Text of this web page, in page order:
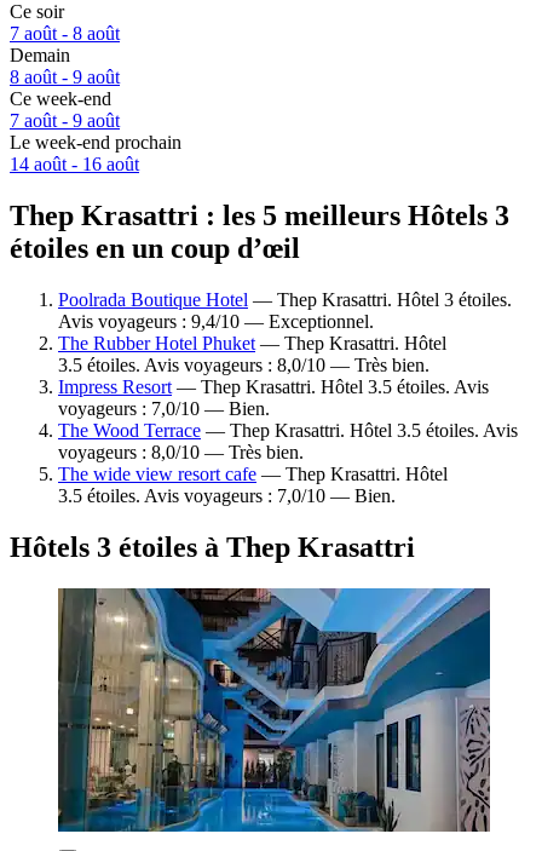
Ce soir
7 août - 8 août
Demain
8 août - 9 août
Ce week-end
7 août - 9 août
Le week-end prochain
14 août - 16 août
Thep Krasattri : les 5 meilleurs Hôtels 3
étoiles en un coup d’œil
Poolrada Boutique Hotel — Thep Krasattri. Hôtel 3 étoiles.
Avis voyageurs : 9,4/10 — Exceptionnel.
The Rubber Hotel Phuket — Thep Krasattri. Hôtel
3.5 étoiles. Avis voyageurs : 8,0/10 — Très bien.
Impress Resort — Thep Krasattri. Hôtel 3.5 étoiles. Avis
voyageurs : 7,0/10 — Bien.
The Wood Terrace — Thep Krasattri. Hôtel 3.5 étoiles. Avis
voyageurs : 8,0/10 — Très bien.
The wide view resort cafe — Thep Krasattri. Hôtel
3.5 étoiles. Avis voyageurs : 7,0/10 — Bien.
Hôtels 3 étoiles à Thep Krasattri